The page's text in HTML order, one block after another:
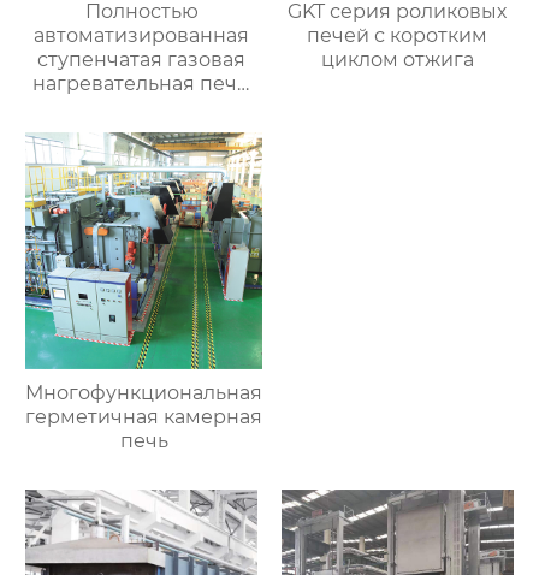
Полностью
автоматизированная
ступенчатая газовая
нагревательная печь,
автоматизированная
газовая
нагревательная печь
для ковки
GKT серия роликовых
печей с коротким
циклом отжига
Многофункциональная
герметичная камерная
печь